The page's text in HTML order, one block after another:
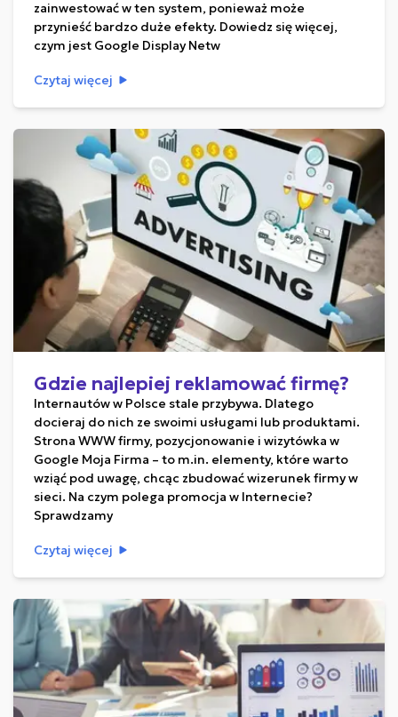
zainwestować w ten system, ponieważ może
przynieść bardzo duże efekty. Dowiedz się więcej,
czym jest Google Display Netw
Czytaj więcej
Gdzie najlepiej reklamować firmę?
Internautów w Polsce stale przybywa. Dlatego
docieraj do nich ze swoimi usługami lub produktami.
Strona WWW firmy, pozycjonowanie i wizytówka w
Google Moja Firma – to m.in. elementy, które warto
wziąć pod uwagę, chcąc zbudować wizerunek firmy w
sieci. Na czym polega promocja w Internecie?
Sprawdzamy
Czytaj więcej